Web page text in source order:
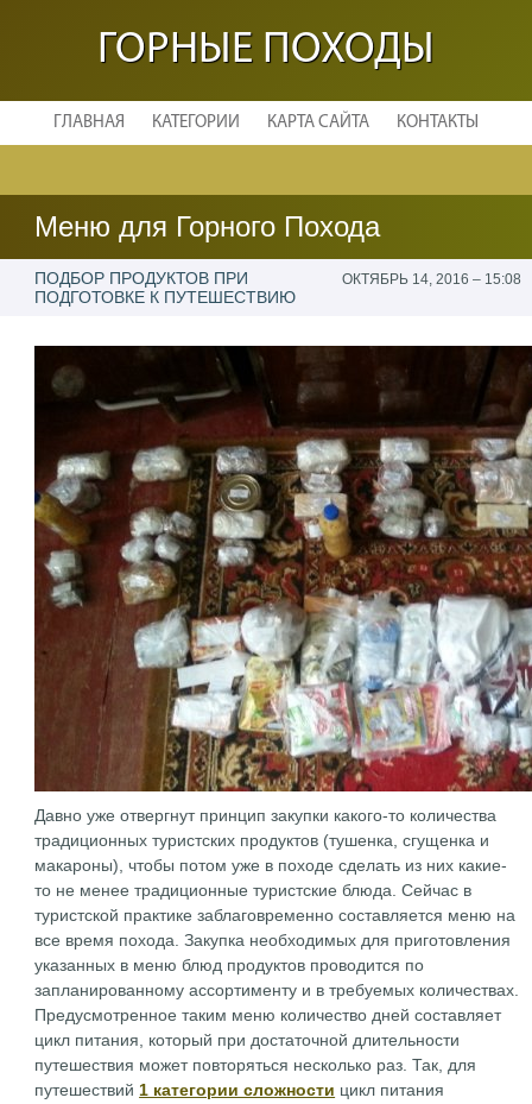
ГОРНЫЕ ПОХОДЫ
ГЛАВНАЯ КАТЕГОРИИ КАРТА САЙТА КОНТАКТЫ
Меню для Горного Похода
ПОДБОР ПРОДУКТОВ ПРИ
ПОДГОТОВКЕ К ПУТЕШЕСТВИЮ
ОКТЯБРЬ 14, 2016 – 15:08
Давно уже отвергнут принцип закупки какого-то количества
традиционных туристских продуктов (тушенка, сгущенка и
макароны), чтобы потом уже в походе сделать из них какие-
то не менее традиционные туристские блюда. Сейчас в
туристской практике заблаговременно составляется меню на
все время похода. Закупка необходимых для приготовления
указанных в меню блюд продуктов проводится по
запланированному ассортименту и в требуемых количествах.
Предусмотренное таким меню количество дней составляет
цикл питания, который при достаточной длительности
путешествия может повторяться несколько раз. Так, для
путешествий 1 категории сложности цикл питания